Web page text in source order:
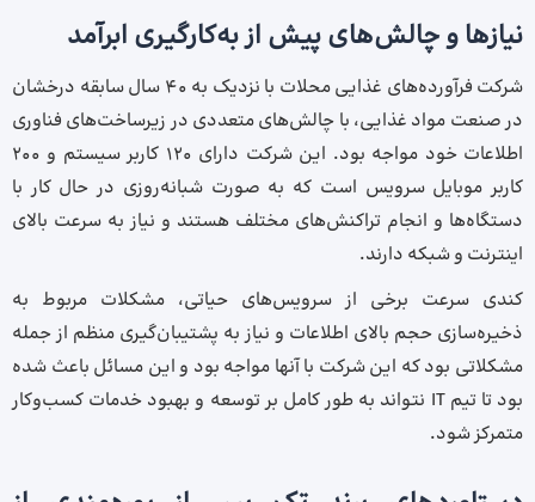
نیازها و چالش‌های پیش از به‌کارگیری ابرآمد
شرکت فرآورده‌های غذایی محلات با نزدیک به 40 سال سابقه درخشان
در صنعت مواد غذایی، با چالش‌های متعددی در زیرساخت‌های فناوری
اطلاعات خود مواجه بود. این شرکت دارای 120 کاربر سیستم و 200
کاربر موبایل سرویس است که به‌ صورت شبانه‌روزی در حال کار با
دستگاه‌ها و انجام تراکنش‌های مختلف هستند و نیاز به سرعت بالای
اینترنت و شبکه دارند.
کندی سرعت برخی از سرویس‌های حیاتی، مشکلات مربوط به
ذخیره‌سازی حجم بالای اطلاعات و نیاز به پشتیبان‌گیری منظم از جمله
مشکلاتی بود که این شرکت با آنها مواجه بود و این مسائل باعث شده
بود تا تیم IT نتواند به طور کامل بر توسعه و بهبود خدمات کسب‌وکار
متمرکز شود.